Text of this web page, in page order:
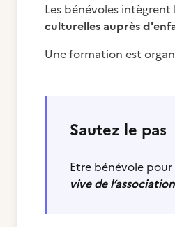
Les bénévoles intègrent
culturelles auprès
Une formation est
Sautez le pas
Etre bénévole
vive de